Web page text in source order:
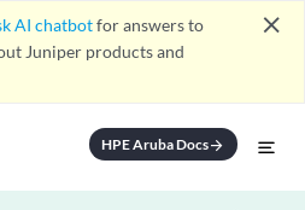
AI chatbotfor answers to
Juniper products and
close
HPE Aruba Docsarrow_forward